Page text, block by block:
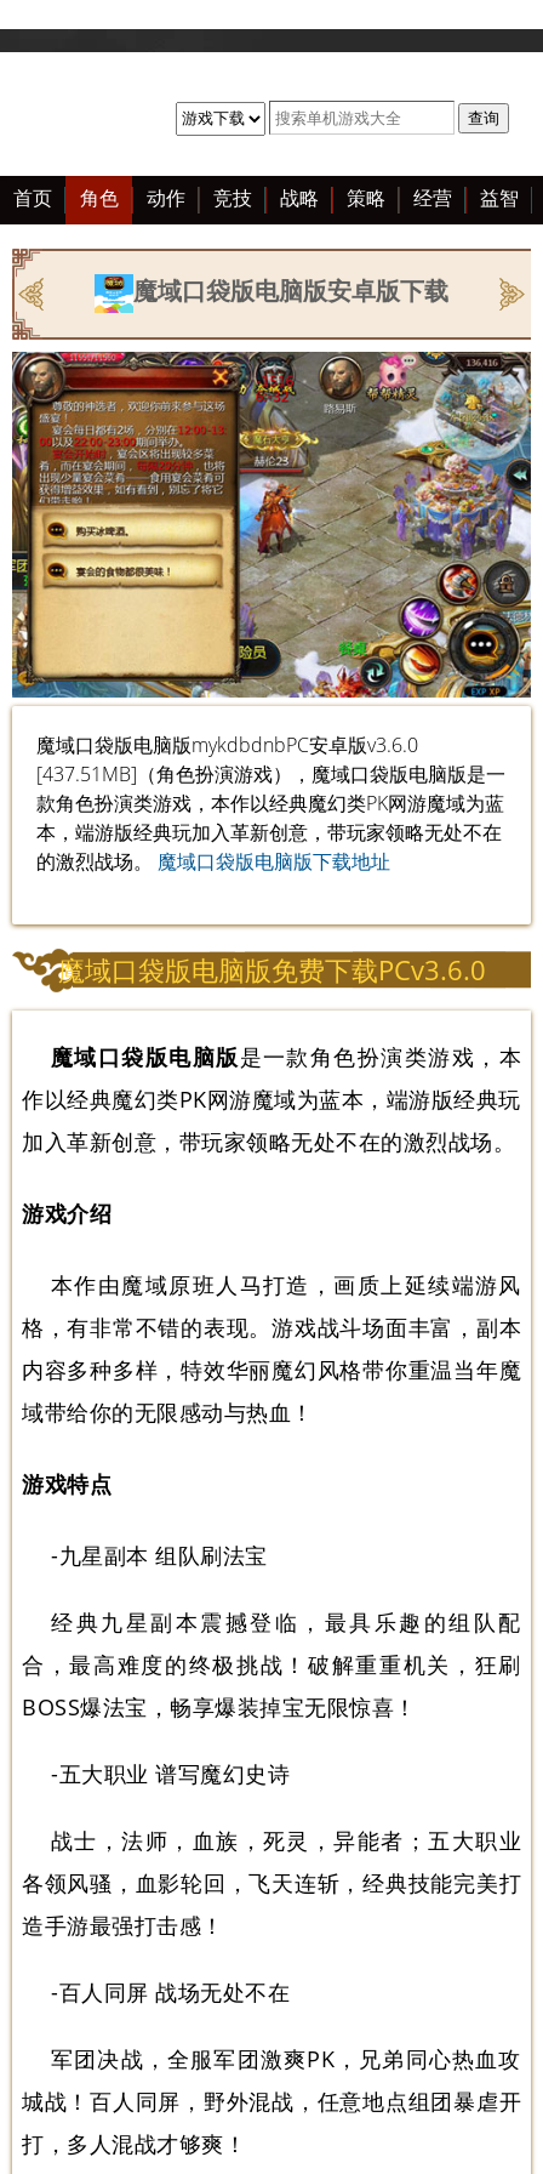
首页 角色 动作 竞技 战略 策略 经营 益智
冒险 棋牌 赛车 音乐 恋爱 单机 大全
魔域口袋版电脑版安卓版下载
魔域口袋版电脑版mykdbdnbPC安卓版v3.6.0
[437.51MB]（角色扮演游戏），魔域口袋版电脑版是一
款角色扮演类游戏，本作以经典魔幻类PK网游魔域为蓝
本，端游版经典玩加入革新创意，带玩家领略无处不在
的激烈战场。 魔域口袋版电脑版下载地址
魔域口袋版电脑版免费下载PCv3.6.0
魔域口袋版电脑版是一款角色扮演类游戏，本
作以经典魔幻类PK网游魔域为蓝本，端游版经典玩
加入革新创意，带玩家领略无处不在的激烈战场。
游戏介绍
本作由魔域原班人马打造，画质上延续端游风
格，有非常不错的表现。游戏战斗场面丰富，副本
内容多种多样，特效华丽魔幻风格带你重温当年魔
域带给你的无限感动与热血！
游戏特点
-九星副本 组队刷法宝
经典九星副本震撼登临，最具乐趣的组队配
合，最高难度的终极挑战！破解重重机关，狂刷
BOSS爆法宝，畅享爆装掉宝无限惊喜！
-五大职业 谱写魔幻史诗
战士，法师，血族，死灵，异能者；五大职业
各领风骚，血影轮回，飞天连斩，经典技能完美打
造手游最强打击感！
-百人同屏 战场无处不在
军团决战，全服军团激爽PK，兄弟同心热血攻
城战！百人同屏，野外混战，任意地点组团暴虐开
打，多人混战才够爽！